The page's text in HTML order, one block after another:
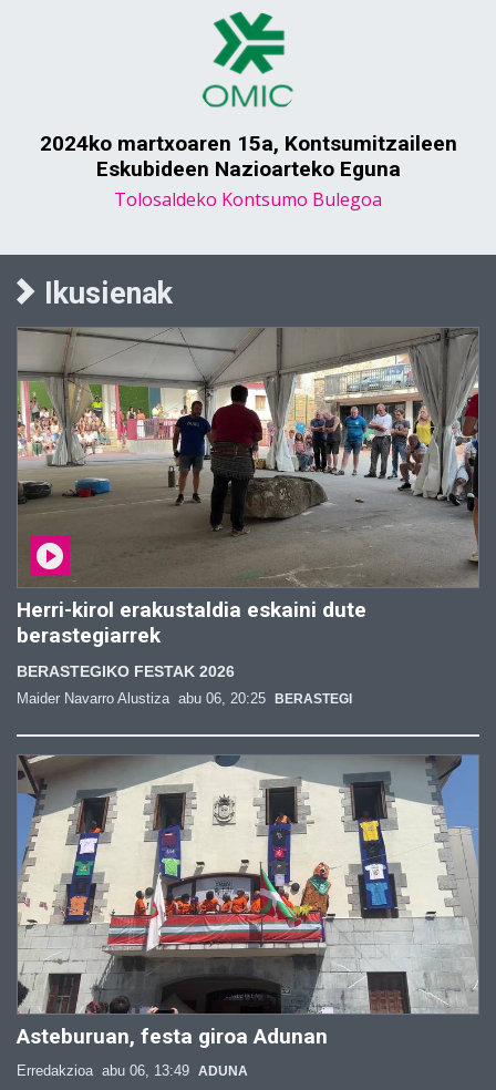
2024ko martxoaren 15a, Kontsumitzaileen
Eskubideen Nazioarteko Eguna
Tolosaldeko Kontsumo Bulegoa
Ikusienak
Herri-kirol erakustaldia eskaini dute
berastegiarrek
BERASTEGIKO FESTAK 2026
Maider Navarro Alustiza abu 06, 20:25 BERASTEGI
Asteburuan, festa giroa Adunan
Erredakzioa abu 06, 13:49 ADUNA